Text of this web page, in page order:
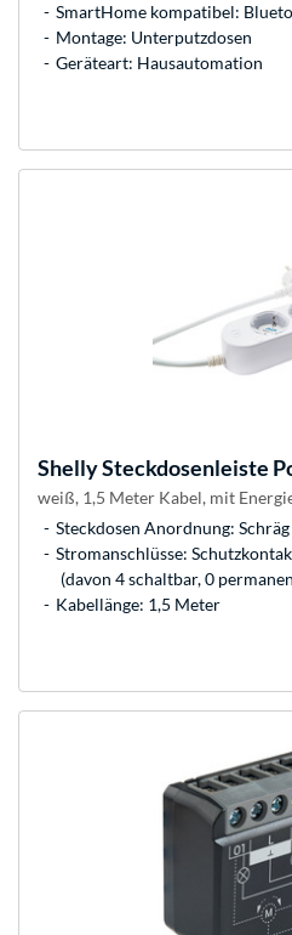
SmartHome kompatibel:
Montage: Unterputzdosen
Geräteart: Hausautomation
ShellySteckdosenleiste
weiß, 1,5 Meter Kabel, mit
Steckdosen Anordnung: Schräg
Stromanschlüsse:
(davon 4 schaltbar, 0
Kabellänge: 1,5 Meter